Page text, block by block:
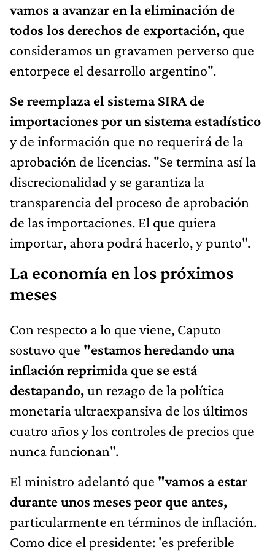
vamos a avanzar en la eliminación de
todos los derechos de exportación, que
consideramos un gravamen perverso que
entorpece el desarrollo argentino".
Se reemplaza el sistema SIRA de
importaciones por un sistema estadístico
y de información que no requerirá de la
aprobación de licencias. "Se termina así la
discrecionalidad y se garantiza la
transparencia del proceso de aprobación
de las importaciones. El que quiera
importar, ahora podrá hacerlo, y punto".
La economía en los próximos
meses
Con respecto a lo que viene, Caputo
sostuvo que "estamos heredando una
inflación reprimida que se está
destapando,un rezago de la política
monetaria ultraexpansiva de los últimos
cuatro años y los controles de precios que
nunca funcionan".
El ministro adelantó que "vamos a estar
durante unos meses peor que antes,
particularmente en términos de inflación.
Como dice el presidente: 'es preferible